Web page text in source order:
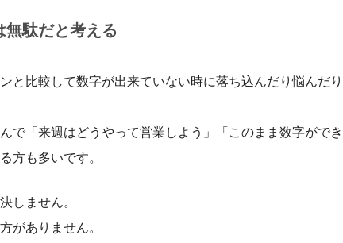
無駄だと考える
と比較して数字が出来ていない時に落ち込んだり悩んだり
で「来週はどうやって営業しよう」「このまま数字ができ
方も多いです。
しません。
がありません。